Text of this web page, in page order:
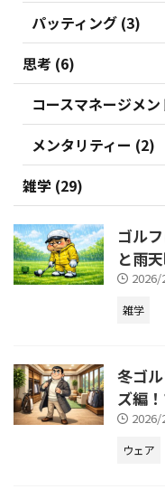
パッティング (3)
思考 (6)
コースマネージメ
メンタリティー (2)
雑学 (29)
ゴル
と雨
雑学
冬ゴ
ズ編
2026/
ウェア